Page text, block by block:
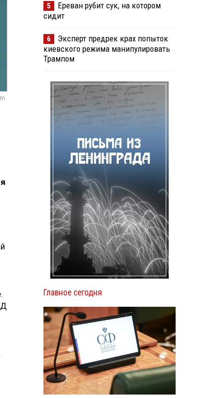
5
Ереван рубит сук, на котором
сидит
6
Эксперт предрек крах попыток
киевского режима манипулировать
Трампом
Главное сегодня